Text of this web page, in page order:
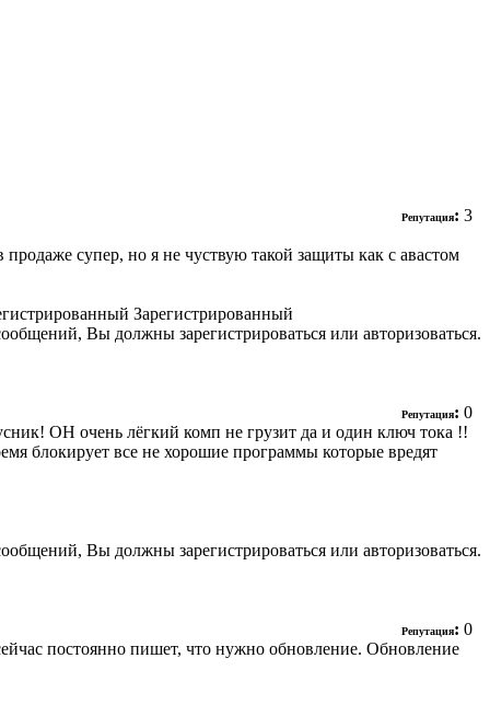
Репутация: 3
продаже супер, но я не чуствую такой защиты как с авастом
Зарегистрированный
Вы должны зарегистрироваться или авторизоваться.
Репутация: 0
ОН очень лёгкий комп не грузит да и один ключ тока !!
блокирует все не хорошие программы которые вредят
Вы должны зарегистрироваться или авторизоваться.
Репутация: 0
постоянно пишет, что нужно обновление. Обновление